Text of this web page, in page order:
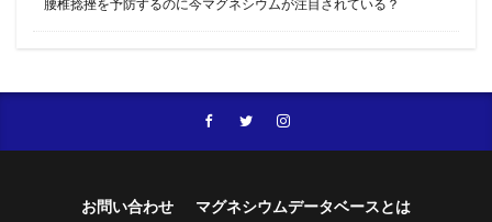
腰椎捻挫を予防するのに今マグネシウムが注目されている？
お問い合わせ
マグネシウムデータベースとは